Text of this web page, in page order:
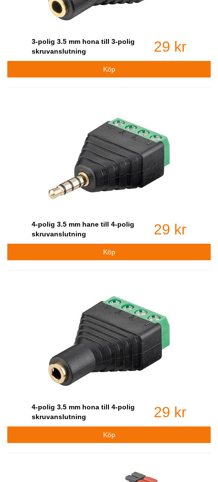
3-polig 3.5 mm hona till 3-polig
skruvanslutning
29 kr
4-polig 3.5 mm hane till 4-polig
skruvanslutning
29 kr
4-polig 3.5 mm hona till 4-polig
skruvanslutning
29 kr